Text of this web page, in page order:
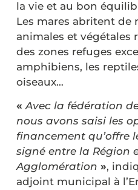
la vie et au bon
Les mares abritent de
animales et végétales
des zones refuges
amphibiens, les
oiseaux…
« Avec la fédération
nous avons saisi les
financement qu’offre
signé entre la Région
Agglomération »,
adjoint municipal à